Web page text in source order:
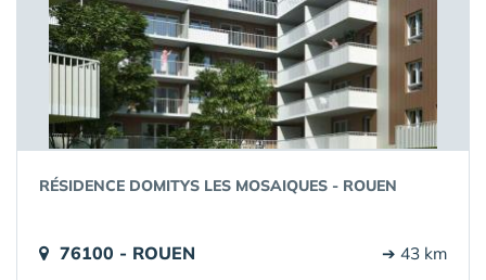
RÉSIDENCE DOMITYS LES MOSAIQUES - ROUEN
76100 - ROUEN ➔ 43 km